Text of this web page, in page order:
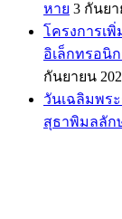
หาย 3 กันยา
โครงการเ
อิเล็กทรอนิ
กันยายน
วันเฉลิมพร
สุธาพิมลลัก